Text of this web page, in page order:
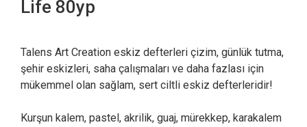
Life 80yp
Talens Art Creation eskiz defterleri çizim, günlük tutma,
şehir eskizleri, saha çalışmaları ve daha fazlası için
mükemmel olan sağlam, sert ciltli eskiz defterleridir!
Kurşun kalem, pastel, akrilik, guaj, mürekkep, karakalem